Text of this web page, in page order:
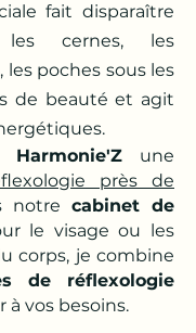
fait disparaître
cernes, les
poches sous les
de beauté et agit
Harmonie'Z une
près de
notre cabinet de
le visage ou les
corps, je combine
de réflexologie
à vos besoins.